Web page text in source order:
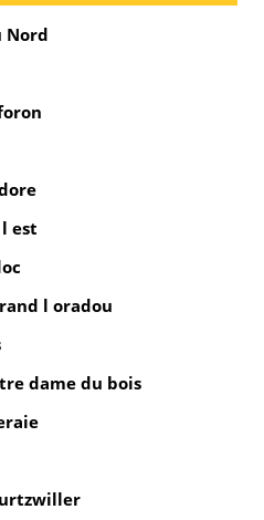
Nord
est
l oradou
dame du bois